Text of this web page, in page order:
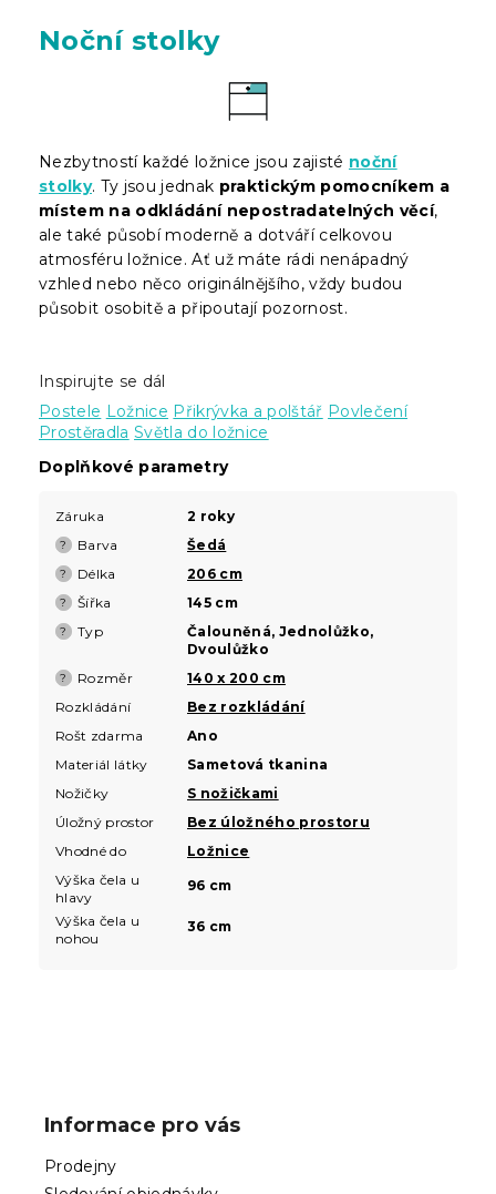
Noční stolky
Nezbytností každé ložnice jsou zajisté noční
stolky. Ty jsou jednak praktickým pomocníkem a
místem na odkládání nepostradatelných věcí,
ale také působí moderně a dotváří celkovou
atmosféru ložnice. Ať už máte rádi nenápadný
vzhled nebo něco originálnějšího, vždy budou
působit osobitě a připoutají pozornost.
Inspirujte se dál
Postele Ložnice Přikrývka a polštář Povlečení
Prostěradla Světla do ložnice
Doplňkové parametry
Záruka 2 roky
? Barva Šedá
? Délka 206 cm
? Šířka 145 cm
? Typ
Čalouněná, Jednolůžko,
Dvoulůžko
? Rozměr
140 x 200 cm
Rozkládání
Bez rozkládání
Rošt zdarma
Ano
Materiál látky
Sametová tkanina
Nožičky
S nožičkami
Úložný prostor
Bez úložného prostoru
Vhodné do
Ložnice
Výška čela u
hlavy
96 cm
Výška čela u
nohou
36 cm
Informace pro vás
Prodejny